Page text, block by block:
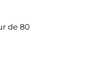
de 80